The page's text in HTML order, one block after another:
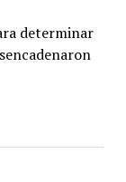
determinar